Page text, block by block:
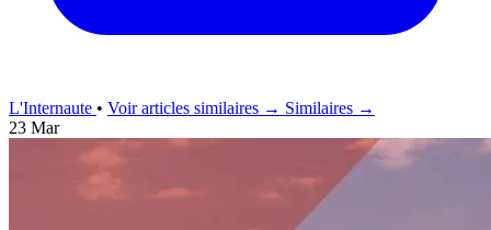
L'Internaute • Voir articles similaires → Similaires →
23 Mar